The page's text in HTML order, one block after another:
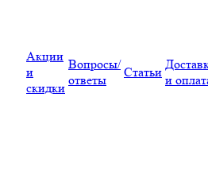
Акции
и
скидки
Вопросы/
ответы
Статьи
и